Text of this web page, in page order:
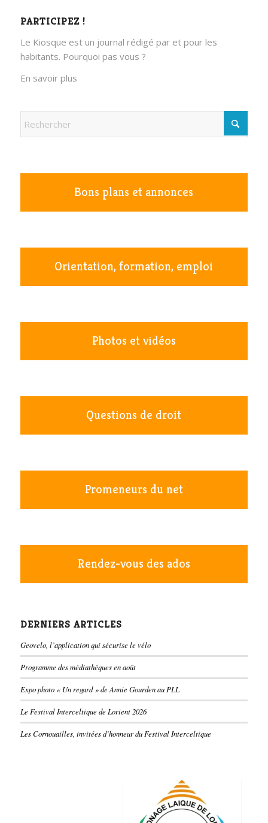
PARTICIPEZ !
Le Kiosque est un journal rédigé par et pour les
habitants. Pourquoi pas vous ?
En savoir plus
Bons plans et annonces
Orientation, formation, emploi
Photos et vidéos
Questions de droit
Promeneurs du net
Rendez-vous des ados
DERNIERS ARTICLES
Geovelo, l’application qui sécurise le vélo
Programme des médiathèques en août
Expo photo « Un regard » de Annie Gourden au PLL
Le Festival Interceltique de Lorient 2026
Les Cornouailles, invitées d’honneur du Festival Interceltique